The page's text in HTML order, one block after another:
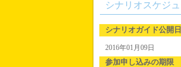
シナリオスケジ
シナリオガイド公開日
2016年01月09日
参加申し込みの期限